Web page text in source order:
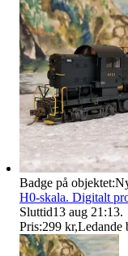
Badge på objektet:
H0-skala. Digitalt
Sluttid13 aug 21:13.
Pris:299 kr,Ledande